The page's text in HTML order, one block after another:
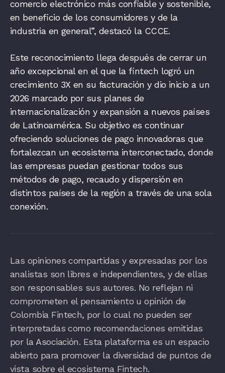
comercio electrónico más confiable y sostenible,
en beneficio de los consumidores y de la
industria en general”, destacó la CCCE.
Este reconocimiento llega después de cerrar un
año excepcional en el que la fintech logró un
crecimiento 3X en su facturación y dio inicio a un
2026 marcado por sus planes de
internacionalización y expansión a nuevos países
de Latinoamérica. Su objetivo es continuar
ofreciendo soluciones de pago innovadoras que
fortalezcan un ecosistema interconectado, donde
las empresas puedan gestionar todos sus
métodos de pago, recaudo y dispersión en
distintos países de la región a través de una sola
conexión.
Las opiniones compartidas y expresadas por los
analistas son libres e independientes, y de ellas
son responsables sus autores. No reflejan ni
comprometen el pensamiento u opinión de
Colombia Fintech, por lo cual no pueden ser
interpretadas como recomendaciones emitidas
por la Asociación. Esta plataforma es un espacio
abierto para promover la diversidad de puntos de
vista sobre el ecosistema Fintech.